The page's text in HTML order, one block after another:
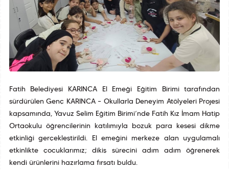
Fatih Belediyesi KARINCA El Emeği Eğitim Birimi tarafından
sürdürülen Genç KARINCA – Okullarla Deneyim Atölyeleri Projesi
kapsamında, Yavuz Selim Eğitim Birimi’nde Fatih Kız İmam Hatip
Ortaokulu öğrencilerinin katılımıyla bozuk para kesesi dikme
etkinliği gerçekleştirildi. El emeğini merkeze alan uygulamalı
etkinlikte çocuklarımız; dikiş sürecini adım adım öğrenerek
kendi ürünlerini hazırlama fırsatı buldu.